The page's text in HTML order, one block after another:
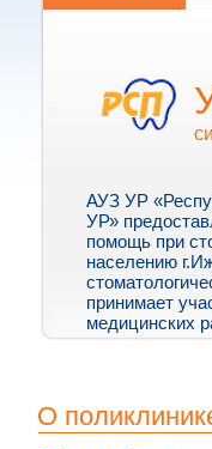
АУЗ УР
УР»
помощь при
населению
принимает
медицинских
О